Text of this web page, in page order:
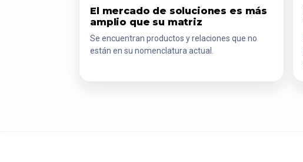
El mercado de soluciones es más
amplio que su matriz
Se encuentran productos y relaciones que no
están en su nomenclatura actual.